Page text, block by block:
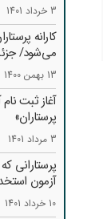
3 خرداد 1401
می‌شود/
13 بهمن 1400
آغاز ثبت
پرستاران»
3 مرداد 1401
پرستارانی
آزمون
10 خرداد 1401